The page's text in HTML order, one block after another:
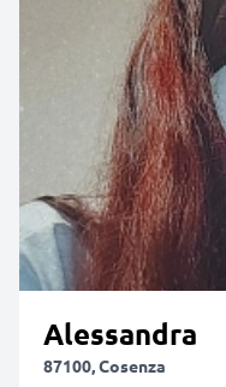
Alessandra
87100, Cosenza